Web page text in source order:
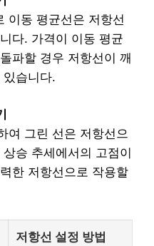
이동 평균선은 저항선
다. 가격이 이동 평균
파할 경우 저항선이 깨
습니다.
여 그린 선은 저항선으
승 추세에서의 고점이
한 저항선으로 작용할
저항선 설정 방법